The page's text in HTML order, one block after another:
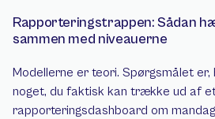
Rapporteringstrappen: Sådan
sammen med niveauerne
Modellerne er teori. Spørgsmålet er,
noget, du faktisk kan trække ud af
rapporteringsdashboard om